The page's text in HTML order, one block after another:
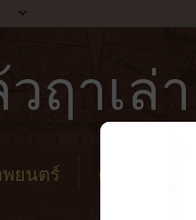
ฤาเล่า
ยนตร์ คาเฟ่